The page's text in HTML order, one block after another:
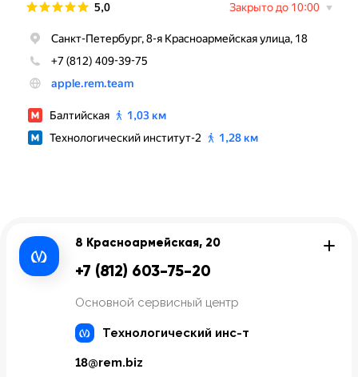
8 Красноармейская, 20
+7 (812) 603-75-20
Основной сервисный центр
Технологический инс-т
18@rem.biz